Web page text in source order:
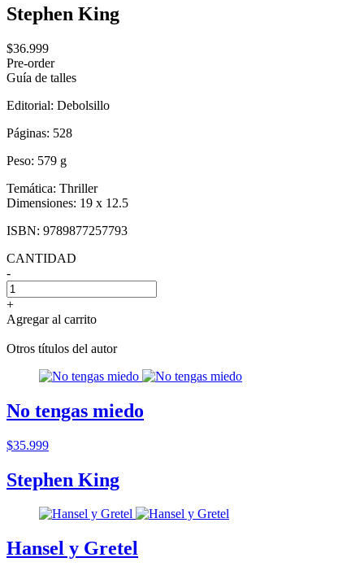
Stephen King
$36.999
Pre-order
Guía de talles
Editorial: Debolsillo
Páginas: 528
Peso: 579 g
Temática: Thriller
Dimensiones: 19 x 12.5
ISBN: 9789877257793
CANTIDAD
-
+
Agregar al carrito
Otros títulos del autor
No tengas miedo
$35.999
Stephen King
Hansel y Gretel